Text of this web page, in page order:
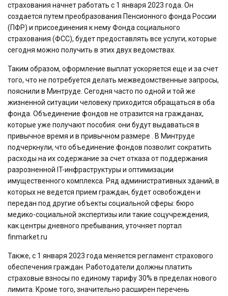
страхования начнет работать с 1 января 2023 года. Он
создается путем преобразования Пенсионного фонда России
(ПФР) и присоединения к нему Фонда социального
страхования (ФСС), будет предоставлять все услуги, которые
сегодня можно получить в этих двух ведомствах.
Таким образом, оформление выплат ускоряется еще и за счет
того, что не потребуется делать межведомственные запросы,
пояснили в Минтруде. Сегодня часто по одной и той же
жизненной ситуации человеку приходится обращаться в оба
фонда. Объединение фондов не отразится на гражданах,
которые уже получают пособия: они будут выдаваться в
привычное время и в привычном размере . В Минтруде
подчеркнули, что объединение фондов позволит сократить
расходы на их содержание за счет отказа от поддержания
разрозненной IT-инфраструктуры и оптимизации
имущественного комплекса. Ряд административных зданий, в
которых не ведется прием граждан, будет освобожден и
передан под другие объекты социальной сферы: бюро
медико-социальной экспертизы или такие соцучреждения,
как центры дневного пребывания, уточняет портал
finmarket.ru
Также, с 1 января 2023 года меняется регламент страхового
обеспечения граждан. Работодатели должны платить
страховые взносы по единому тарифу 30% в пределах нового
лимита. Кроме того, значительно расширен перечень